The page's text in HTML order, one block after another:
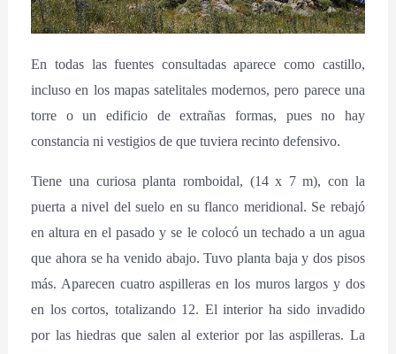
En todas las fuentes consultadas aparece como castillo,
incluso en los mapas satelitales modernos, pero parece una
torre o un edificio de extrañas formas, pues no hay
constancia ni vestigios de que tuviera recinto defensivo.
Tiene una curiosa planta romboidal, (14 x 7 m), con la
puerta a nivel del suelo en su flanco meridional. Se rebajó
en altura en el pasado y se le colocó un techado a un agua
que ahora se ha venido abajo. Tuvo planta baja y dos pisos
más. Aparecen cuatro aspilleras en los muros largos y dos
en los cortos, totalizando 12. El interior ha sido invadido
por las hiedras que salen al exterior por las aspilleras. La